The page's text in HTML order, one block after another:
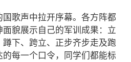
歌声中拉开序幕。各方阵都
貌展示自己的军训成果：立
下、跨立、正步齐步走及跑
每一个口令，同学们都能标